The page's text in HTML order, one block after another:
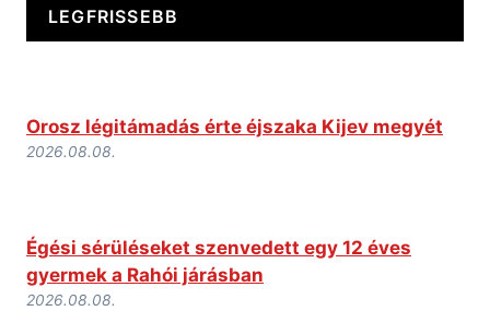
LEGFRISSEBB
Orosz légitámadás érte éjszaka Kijev megyét
2026.08.08.
Égési sérüléseket szenvedett egy 12 éves
gyermek a Rahói járásban
2026.08.08.